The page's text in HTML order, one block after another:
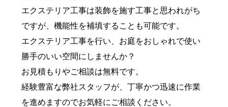
エクステリア工事は装飾を施す工事と思われがち
ですが、機能性を補填することも可能です。
エクステリア工事を行い、お庭をおしゃれで使い
勝手のいい空間にしませんか？
お見積もりやご相談は無料です。
経験豊富な弊社スタッフが、丁寧かつ迅速に作業
を進めますのでお気軽にご相談ください。